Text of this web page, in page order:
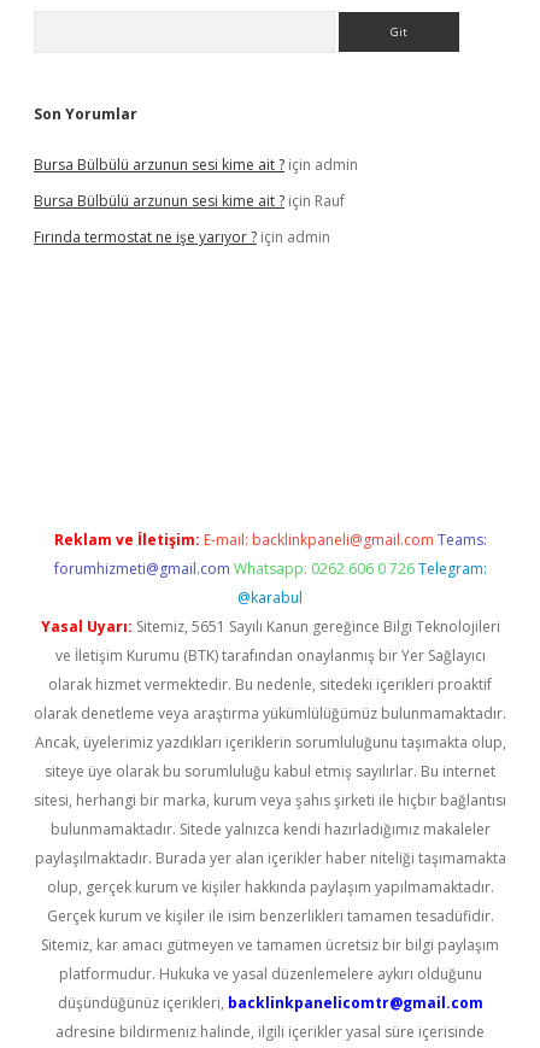
Son Yorumlar
Bursa Bülbülü arzunun sesi kime ait ? için admin
Bursa Bülbülü arzunun sesi kime ait ? için Rauf
Fırında termostat ne işe yarıyor ? için admin
Reklam ve İletişim: E-mail: backlinkpaneli@gmail.com Teams:
forumhizmeti@gmail.com Whatsapp: 0262 606 0 726 Telegram:
@karabul
Yasal Uyarı: Sitemiz, 5651 Sayılı Kanun gereğince Bilgi Teknolojileri
ve İletişim Kurumu (BTK) tarafından onaylanmış bir Yer Sağlayıcı
olarak hizmet vermektedir. Bu nedenle, sitedeki içerikleri proaktif
olarak denetleme veya araştırma yükümlülüğümüz bulunmamaktadır.
Ancak, üyelerimiz yazdıkları içeriklerin sorumluluğunu taşımakta olup,
siteye üye olarak bu sorumluluğu kabul etmiş sayılırlar. Bu internet
sitesi, herhangi bir marka, kurum veya şahıs şirketi ile hiçbir bağlantısı
bulunmamaktadır. Sitede yalnızca kendi hazırladığımız makaleler
paylaşılmaktadır. Burada yer alan içerikler haber niteliği taşımamakta
olup, gerçek kurum ve kişiler hakkında paylaşım yapılmamaktadır.
Gerçek kurum ve kişiler ile isim benzerlikleri tamamen tesadüfidir.
Sitemiz, kar amacı gütmeyen ve tamamen ücretsiz bir bilgi paylaşım
platformudur. Hukuka ve yasal düzenlemelere aykırı olduğunu
düşündüğünüz içerikleri, backlinkpanelicomtr@gmail.com
adresine bildirmeniz halinde, ilgili içerikler yasal süre içerisinde